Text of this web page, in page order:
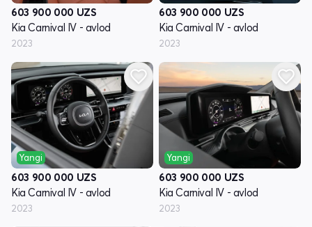
603 900 000 UZS
Kia Carnival IV - avlod
2023
603 900 000 UZS
Kia Carnival IV - avlod
2023
Yangi
603 900 000 UZS
Kia Carnival IV - avlod
2023
Yangi
603 900 000 UZS
Kia Carnival IV - avlod
2023